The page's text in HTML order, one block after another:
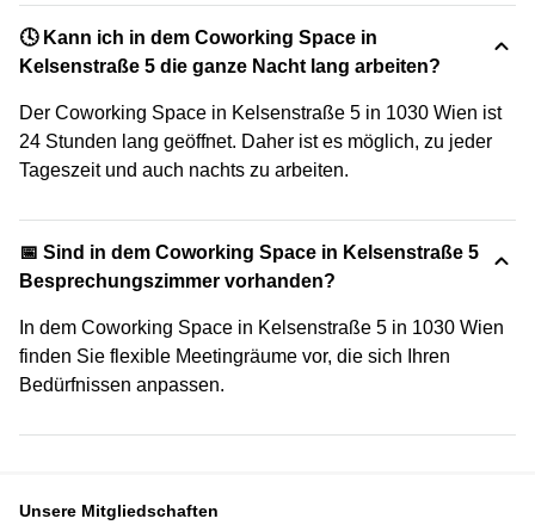
🕓 Kann ich in dem Coworking Space in
Kelsenstraße 5 die ganze Nacht lang arbeiten?
Der Coworking Space in Kelsenstraße 5 in 1030 Wien ist
24 Stunden lang geöffnet. Daher ist es möglich, zu jeder
Tageszeit und auch nachts zu arbeiten.
📅 Sind in dem Coworking Space in Kelsenstraße 5
Besprechungszimmer vorhanden?
In dem Coworking Space in Kelsenstraße 5 in 1030 Wien
finden Sie flexible Meetingräume vor, die sich Ihren
Bedürfnissen anpassen.
Unsere Mitgliedschaften